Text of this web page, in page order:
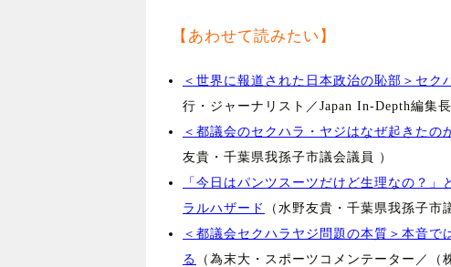
【あわせて読みたい】
＜世界に報道された日本政治の恥部＞セ
行・ジャーナリスト／Japan In-Depth編集長
＜都議会のセクハラ・ヤジはなぜ起きた
友貴・千葉県我孫子市議会議員 ）
「今日はパンツスーツだけど生理なの？
ラルハザード
（水野友貴・千葉県我孫子市
＜都議会セクハラヤジ問題の本質＞本音で
る
（為末大・スポーツコメンテーター／（